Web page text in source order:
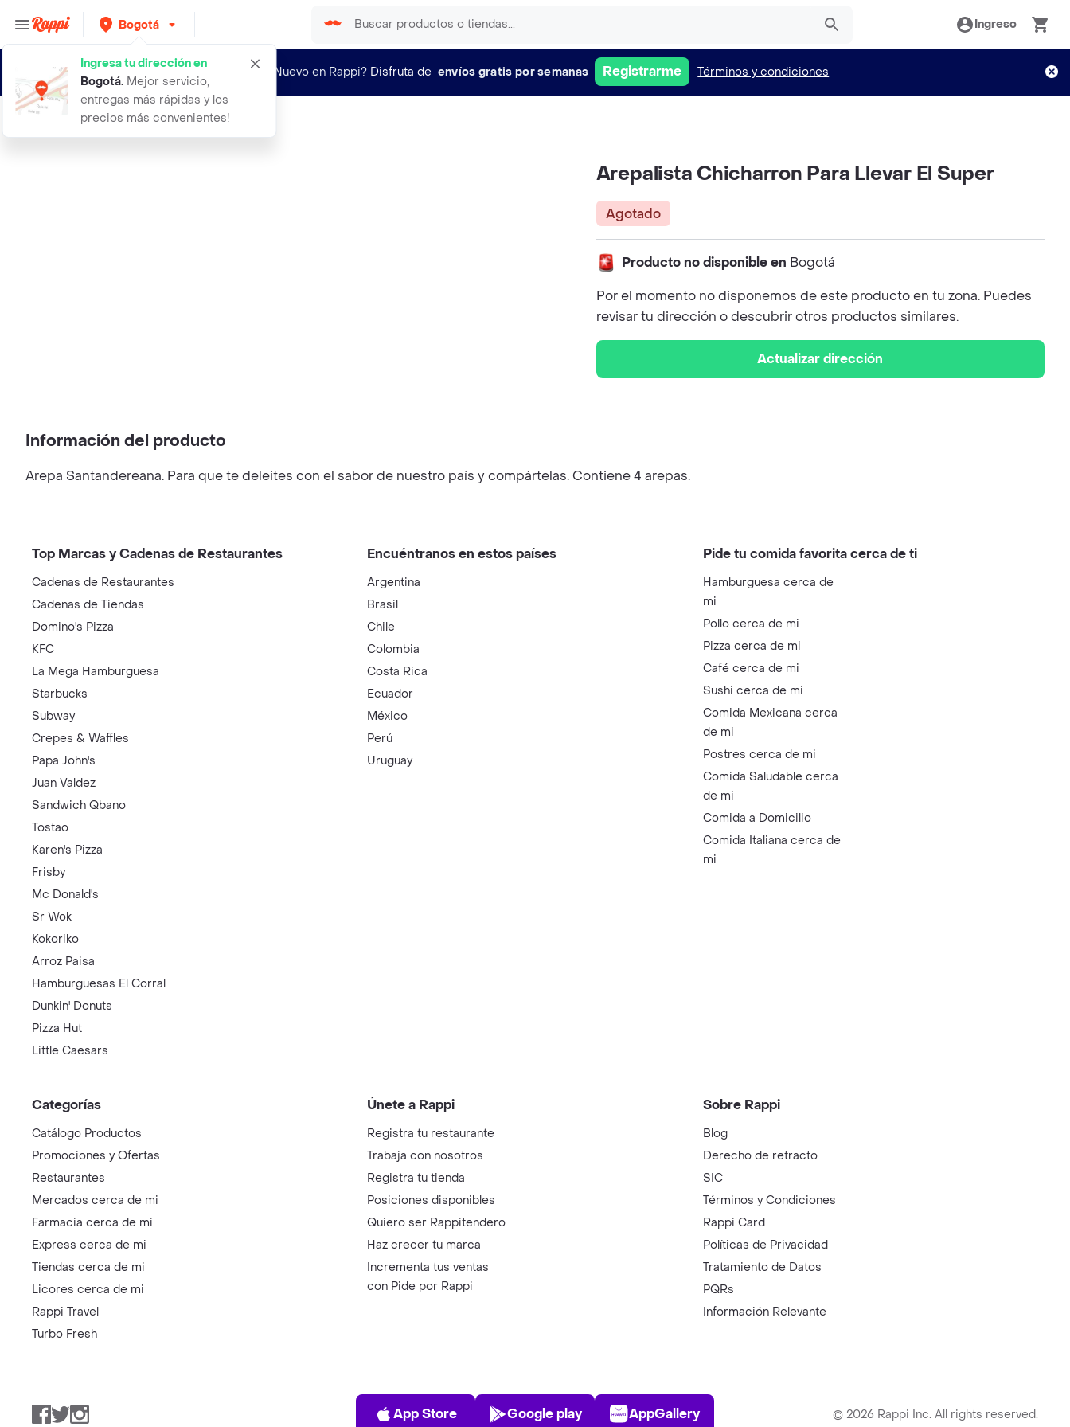
Bogotá
Ingresa tu dirección en
Bogotá. Mejor servicio,
entregas más rápidas y los
precios más convenientes!
Ingreso
¿Nuevo en Rappi? Disfruta de envíos gratis por semanas Registrarme Términos y condiciones
arepalista chicharron para llevar e
Arepalista Chicharron Para Llevar El Super
Agotado
Producto no disponible en Bogotá
Por el momento no disponemos de este producto en tu zona. Puedes
revisar tu dirección o descubrir otros productos similares.
Actualizar dirección
Información del producto
Arepa Santandereana. Para que te deleites con el sabor de nuestro país y compártelas. Contiene 4 arepas.
Top Marcas y Cadenas de Restaurantes
Cadenas de Restaurantes
Cadenas de Tiendas
Domino's Pizza
KFC
La Mega Hamburguesa
Starbucks
Subway
Crepes & Waffles
Papa John's
Juan Valdez
Sandwich Qbano
Tostao
Karen's Pizza
Frisby
Mc Donald's
Sr Wok
Kokoriko
Arroz Paisa
Hamburguesas El Corral
Dunkin' Donuts
Pizza Hut
Little Caesars
Encuéntranos en estos países
Argentina
Brasil
Chile
Colombia
Costa Rica
Ecuador
México
Perú
Uruguay
Pide tu comida favorita cerca de ti
Hamburguesa cerca de
mi
Pollo cerca de mi
Pizza cerca de mi
Café cerca de mi
Sushi cerca de mi
Comida Mexicana cerca
de mi
Postres cerca de mi
Comida Saludable cerca
de mi
Comida a Domicilio
Comida Italiana cerca de
mi
Categorías
Catálogo Productos
Promociones y Ofertas
Restaurantes
Mercados cerca de mi
Farmacia cerca de mi
Express cerca de mi
Tiendas cerca de mi
Licores cerca de mi
Rappi Travel
Turbo Fresh
Únete a Rappi
Registra tu restaurante
Trabaja con nosotros
Registra tu tienda
Posiciones disponibles
Quiero ser Rappitendero
Haz crecer tu marca
Incrementa tus ventas
con Pide por Rappi
Sobre Rappi
Blog
Derecho de retracto
SIC
Términos y Condiciones
Rappi Card
Políticas de Privacidad
Tratamiento de Datos
PQRs
Información Relevante
Facebook
TwitterInstagram
App Store
App Store
Play Store
Google play
AppGallery
AppGallery © 2026 Rappi Inc. All rights reserved.